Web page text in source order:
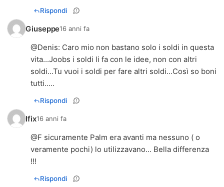
Rispondi
Giuseppe16 anni fa
@Denis: Caro mio non bastano solo i soldi in questa
vita...Joobs i soldi li fa con le idee, non con altri
soldi...Tu vuoi i soldi per fare altri soldi...Così so boni
tutti.....
Rispondi
Ifix16 anni fa
@F sicuramente Palm era avanti ma nessuno ( o
veramente pochi) lo utilizzavano... Bella differenza
!!!
Rispondi